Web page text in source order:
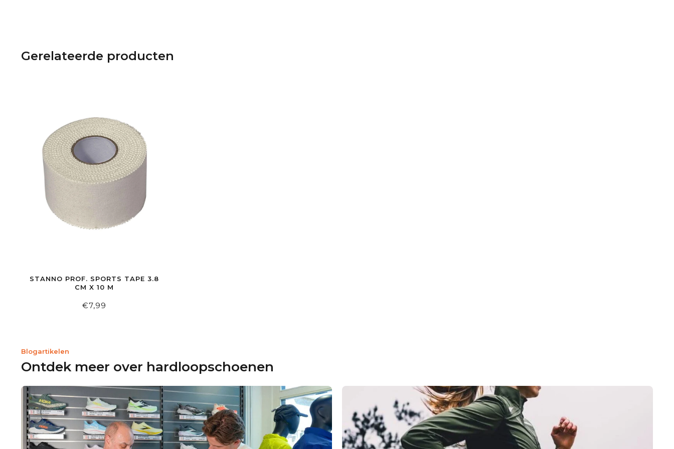
Gerelateerde producten
STANNO PROF. SPORTS TAPE 3.8
CM X 10 M
€7,99
Blogartikelen
Ontdek meer over hardloopschoenen